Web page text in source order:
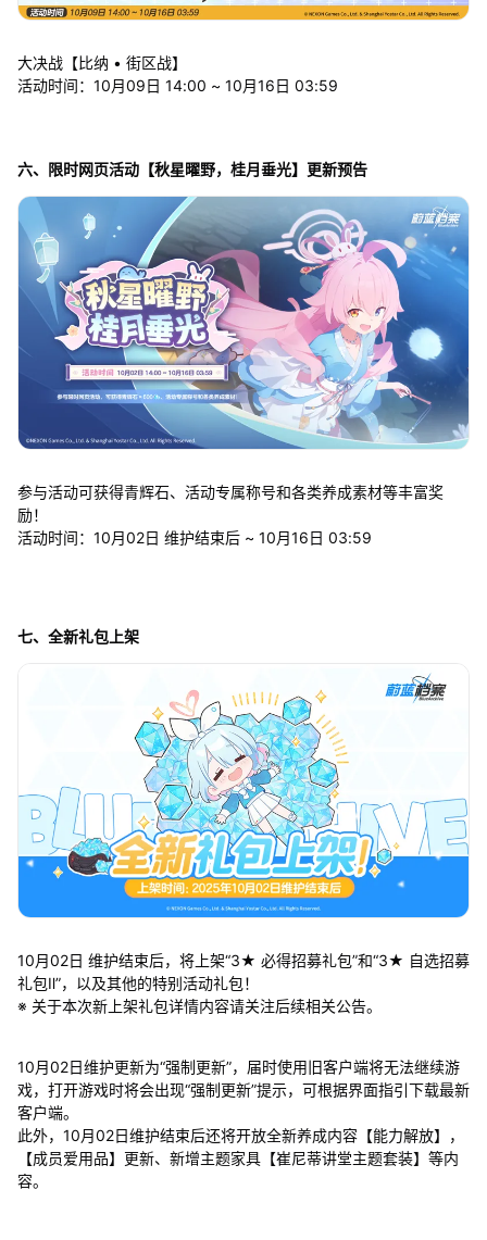
大决战【比纳 • 街区战】
活动时间：10月09日 14:00 ~ 10月16日 03:59
六、限时网页活动【秋星曜野，桂月垂光】更新预告
参与活动可获得青辉石、活动专属称号和各类养成素材等丰富奖
励！
活动时间：10月02日 维护结束后 ~ 10月16日 03:59
七、全新礼包上架
10月02日 维护结束后，将上架“3★ 必得招募礼包”和“3★ 自选招募
礼包Ⅱ”，以及其他的特别活动礼包！
※ 关于本次新上架礼包详情内容请关注后续相关公告。
10月02日维护更新为“强制更新”，届时使用旧客户端将无法继续游
戏，打开游戏时将会出现“强制更新”提示，可根据界面指引下载最新
客户端。
此外，10月02日维护结束后还将开放全新养成内容【能力解放】，
【成员爱用品】更新、新增主题家具【崔尼蒂讲堂主题套装】等内
容。